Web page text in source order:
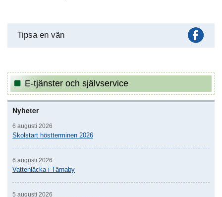
Tipsa en vän
E-tjänster och självservice
Nyheter
6 augusti 2026
Skolstart höstterminen 2026
6 augusti 2026
Vattenläcka i Tärnaby
5 augusti 2026